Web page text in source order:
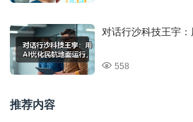
对话行沙科技王宇
558
推荐内容